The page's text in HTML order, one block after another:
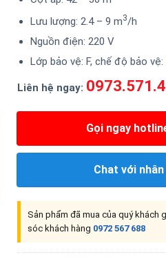
Lưu lượng: 2.4 – 9 m3/h
Nguồn điện: 220 V
Lớp bảo vệ: F, chế độ bảo vệ:
Liên hệ ngay:
Gọi ngay
Chat với
Sản phẩm đã mua của quý khách
sóc khách hàng 0972 567 688